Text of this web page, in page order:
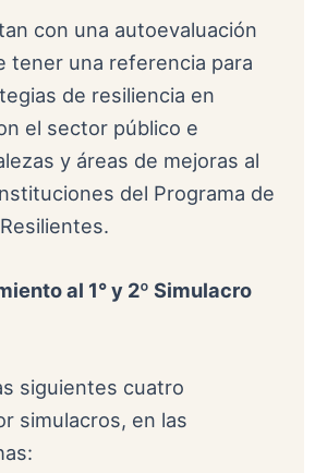
con una autoevaluación
tener una referencia para
de resiliencia en
el sector público e
y áreas de mejoras al
del Programa de
al 1° y 2º Simulacro
siguientes cuatro
simulacros, en las